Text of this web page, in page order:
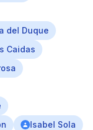
del Duque
Caidas
Isabel Sola